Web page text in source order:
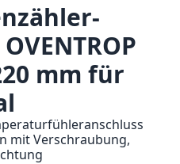
mm für
mit Verschraubung,